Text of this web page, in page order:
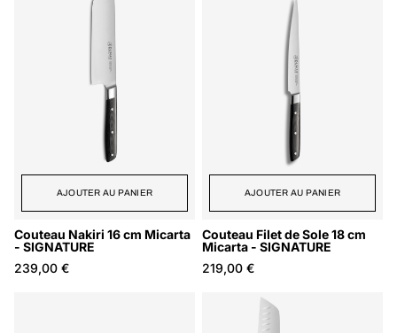
AJOUTER AU PANIER
Couteau Nakiri 16 cm Micarta
- SIGNATURE
239,00 €
AJOUTER AU PANIER
Couteau Filet de Sole 18 cm
Micarta - SIGNATURE
219,00 €